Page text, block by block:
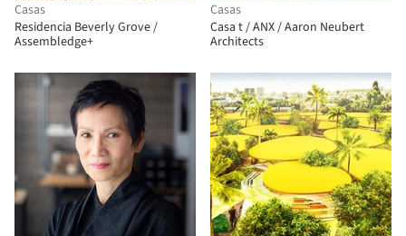
Casas
Residencia Beverly Grove /
Assembledge+
Casas
Casa t / ANX / Aaron Neubert
Architects